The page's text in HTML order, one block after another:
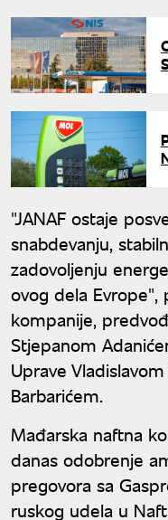
"JANAF ostaje
snabdevanju,
zadovoljenju
ovog dela Evrope",
kompanije,
Stjepanom
Uprave
Barbarićem.
Mađarska naftna
danas odobrenje
pregovora sa
ruskog udela u